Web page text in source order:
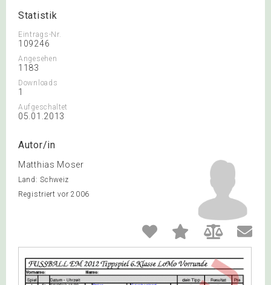
Statistik
Eintrags-Nr.
109246
Angesehen
1183
Downloads
1
Aufgeschaltet
05.01.2013
Autor/in
Matthias Moser
Land: Schweiz
Registriert vor 2006